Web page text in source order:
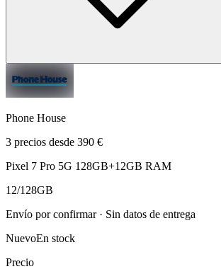
Phone House
3 precios desde 390 €
Pixel 7 Pro 5G 128GB+12GB RAM
12/128GB
Envío por confirmar · Sin datos de entrega
NuevoEn stock
Precio